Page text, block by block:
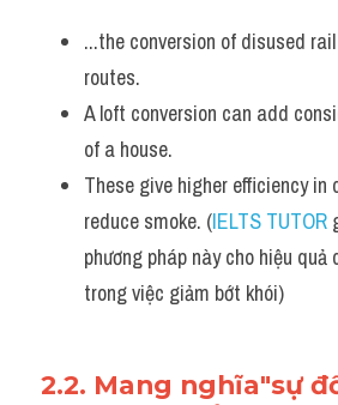
...the conversion of disused
routes.
A loft conversion can add
of a house.
These give higher efficiency in
reduce smoke. (IELTS TUTOR
phương pháp này cho hiệu quả
trong việc giảm bớt khói)
2.2. Mang nghĩa"sự